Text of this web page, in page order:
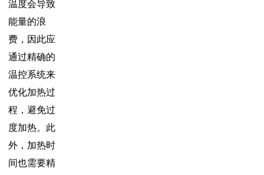
温度会导致
能量的浪
费，因此应
通过精确的
温控系统来
优化加热过
程，避免过
度加热。此
外，加热时
间也需要精